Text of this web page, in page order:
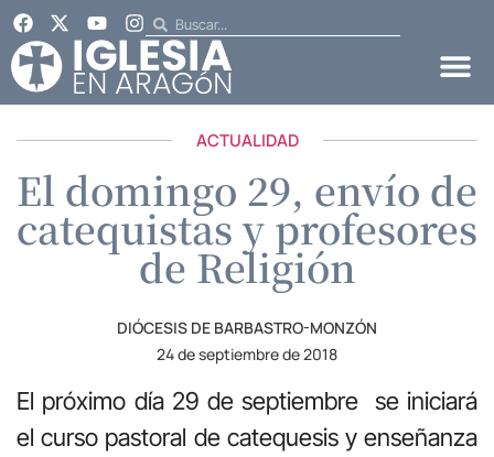
ACTUALIDAD
El domingo 29, envío de
catequistas y profesores
de Religión
DIÓCESIS DE BARBASTRO-MONZÓN
24 de septiembre de 2018
El próximo día 29 de septiembre se iniciará
el curso pastoral de catequesis y enseñanza